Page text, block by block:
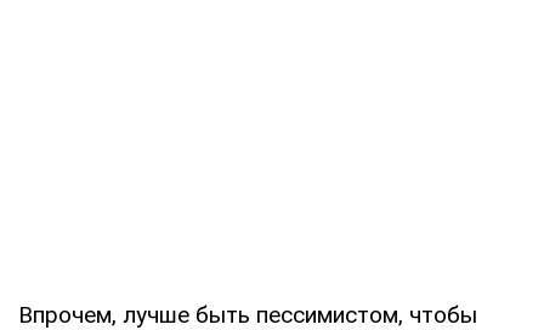
Впрочем, лучше быть пессимистом, чтобы